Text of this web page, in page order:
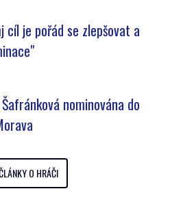
cíl je pořád se zlepšovat a
nominována do
O HRÁČI